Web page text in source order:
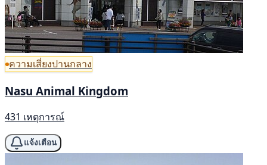
ความเสี่ยงปานกลาง
Nasu Animal Kingdom
431 เหตุการณ์
แจ้งเตือน